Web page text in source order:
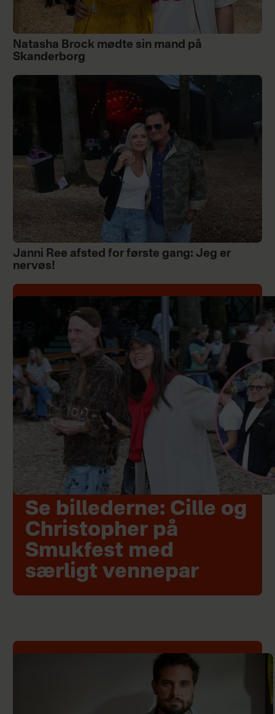
Natasha Brock mødte sin mand på
Skanderborg
Janni Ree afsted for første gang: Jeg er
nervøs!
Se billederne: Cille og
Christopher på
Smukfest med
særligt vennepar